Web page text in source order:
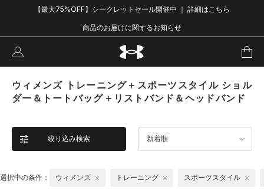
【最大75%OFF】シークレットセール開催中 ｜ 詳細はこちら
商品のお届けに関するお知らせ
ウィメンズ トレーニング＋スポーツスタイル ショル
ダー＆トートバッグ＋リストバンド＆ヘッドバンド
絞り込み検索 新着順
選択中の条件： ウィメンズ トレーニング スポーツスタイル